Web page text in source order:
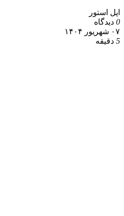
اپل استور
0 دیدگاه
۰۷ شهریور ۱۴۰۴
5 دقیقه